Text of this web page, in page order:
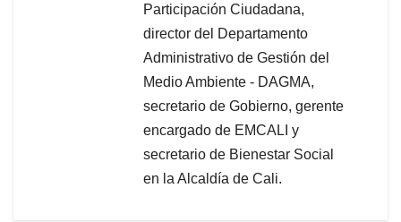
Participación Ciudadana,
director del Departamento
Administrativo de Gestión del
Medio Ambiente - DAGMA,
secretario de Gobierno, gerente
encargado de EMCALI y
secretario de Bienestar Social
en la Alcaldía de Cali.